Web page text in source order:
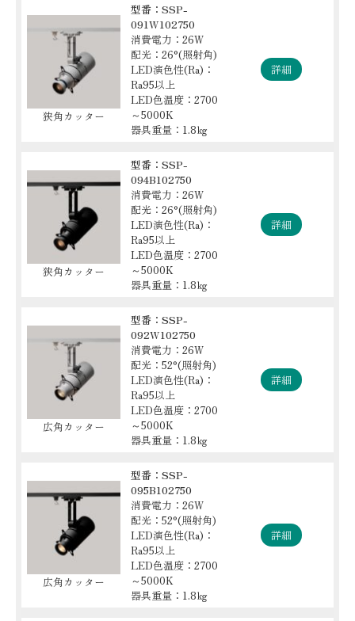
狭角カッター
型番：SSP-
091W102750
消費電力：26W
配光：26°(照射角)
LED演色性(Ra)：
Ra95以上
LED色温度：2700
～5000K
器具重量：1.8㎏
詳細
狭角カッター
型番：SSP-
094B102750
消費電力：26W
配光：26°(照射角)
LED演色性(Ra)：
Ra95以上
LED色温度：2700
～5000K
器具重量：1.8㎏
詳細
広角カッター
型番：SSP-
092W102750
消費電力：26W
配光：52°(照射角)
LED演色性(Ra)：
Ra95以上
LED色温度：2700
～5000K
器具重量：1.8㎏
詳細
広角カッター
型番：SSP-
095B102750
消費電力：26W
配光：52°(照射角)
LED演色性(Ra)：
Ra95以上
LED色温度：2700
～5000K
器具重量：1.8㎏
詳細